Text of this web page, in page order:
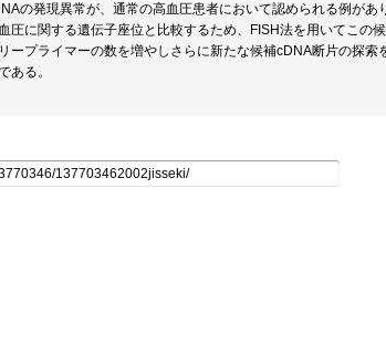
の発現異常が、通常の高血圧患者において認められる例があ
圧に関する遺伝子座位と比較するため、FISH法を用いてこの
ープライマーの数を増やしさらに新たな候補cDNA断片の探
ある。